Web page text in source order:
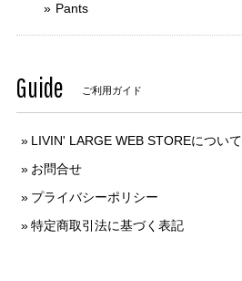
Pants
Guide ご利用ガイド
LIVIN' LARGE WEB STOREについて
お問合せ
プライバシーポリシー
特定商取引法に基づく表記